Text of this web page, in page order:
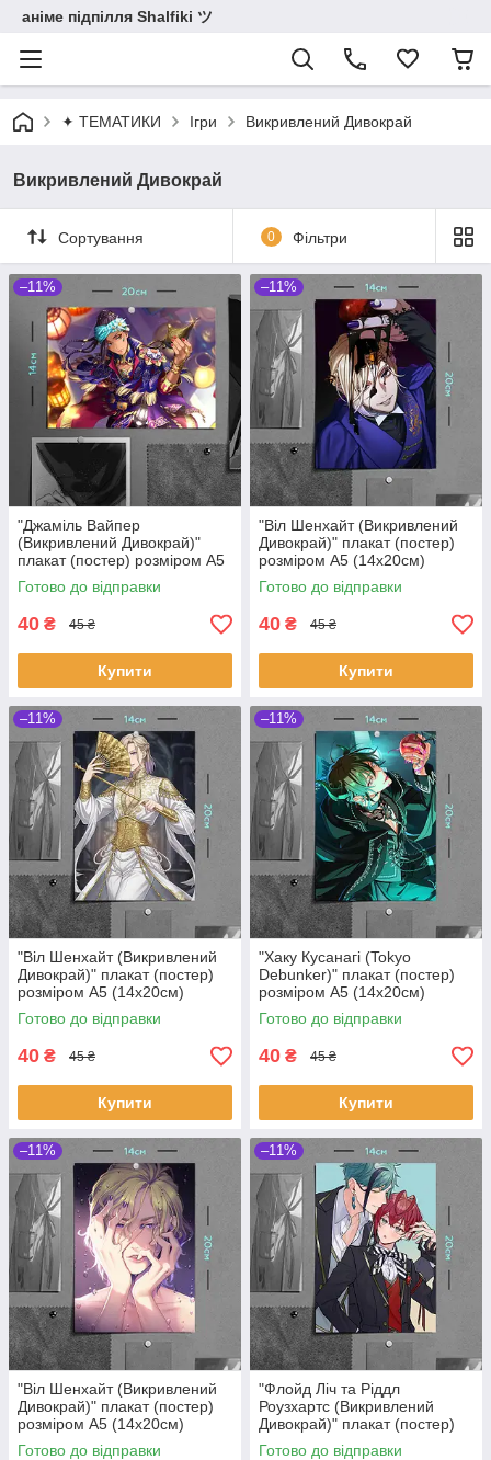
аніме підпілля Shalfiki ツ
✦ ТЕМАТИКИ Ігри Викривлений Дивокрай
Викривлений Дивокрай
Сортування 0 Фільтри
–11%
"Джаміль Вайпер
(Викривлений Дивокрай)"
плакат (постер) розміром А5
(20х14см)
Готово до відправки
40 ₴ 45 ₴
Купити
–11%
"Віл Шенхайт (Викривлений
Дивокрай)" плакат (постер)
розміром А5 (14х20см)
Готово до відправки
40 ₴ 45 ₴
Купити
–11%
"Віл Шенхайт (Викривлений
Дивокрай)" плакат (постер)
розміром А5 (14х20см)
Готово до відправки
40 ₴ 45 ₴
Купити
–11%
"Хаку Кусанагі (Tokyo
Debunker)" плакат (постер)
розміром А5 (14х20см)
Готово до відправки
40 ₴ 45 ₴
Купити
–11%
"Віл Шенхайт (Викривлений
Дивокрай)" плакат (постер)
розміром А5 (14х20см)
Готово до відправки
–11%
"Флойд Ліч та Ріддл
Роузхартс (Викривлений
Дивокрай)" плакат (постер)
розміром А5 (14х20см)
Готово до відправки